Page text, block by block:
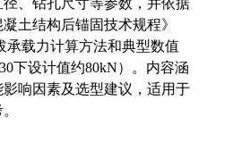
土结构后锚固技术规程》
承载力计算方法和典型数值
下设计值约80kN）。内容涵
响因素及选型建议，适用于